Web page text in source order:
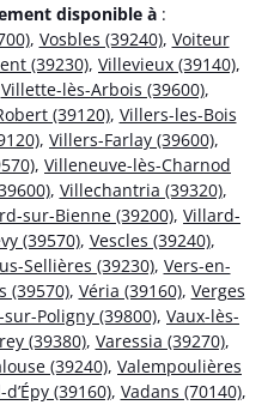
disponible à :
, Vosbles (39240), Voiteur
(39230), Villevieux (39140),
Villette-lès-Arbois (39600),
(39120), Villers-les-Bois
, Villers-Farlay (39600),
, Villeneuve-lès-Charnod
, Villechantria (39320),
sur-Bienne (39200), Villard-
(39570), Vescles (39240),
Sellières (39230), Vers-en-
(39570), Véria (39160), Verges
sur-Poligny (39800), Vaux-lès-
(39380), Varessia (39270),
(39240), Valempoulières
d’Épy (39160), Vadans (70140),